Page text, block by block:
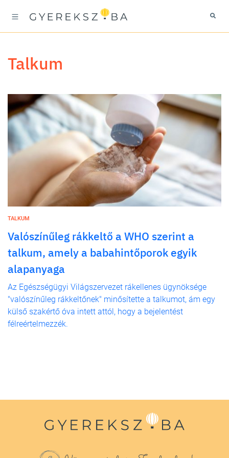
talkum
TALKUM
Valószínűleg rákkeltő a WHO szerint a
talkum, amely a babahintőporok egyik
alapanyaga
Az Egészségügyi Világszervezet rákellenes ügynöksége
"valószínűleg rákkeltőnek" minősítette a talkumot, ám egy
külső szakértő óva intett attól, hogy a bejelentést
félreértelmezzék.